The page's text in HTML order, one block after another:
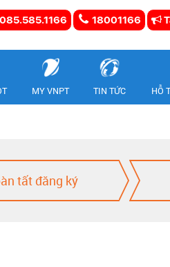
085.585.1166 18001166
MY VNPT TIN TỨC HỖ
tất đăng ký